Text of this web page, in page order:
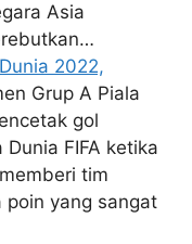
Asia
2022,
Grup A Piala
gol
FIFA ketika
tim
poin yang sangat